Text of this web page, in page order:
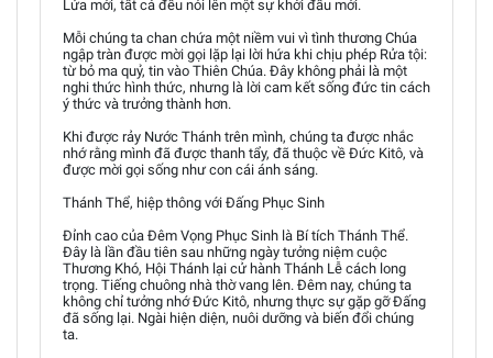
Lửa mới, tất cả đều nói lên một sự khởi đầu mới.
Mỗi chúng ta chan chứa một niềm vui vì tình thương Chúa
ngập tràn được mời gọi lặp lại lời hứa khi chịu phép Rửa tội:
từ bỏ ma quỷ, tin vào Thiên Chúa. Đây không phải là một
nghi thức hình thức, nhưng là lời cam kết sống đức tin cách
ý thức và trưởng thành hơn.
Khi được rảy Nước Thánh trên mình, chúng ta được nhắc
nhớ rằng mình đã được thanh tẩy, đã thuộc về Đức Kitô, và
được mời gọi sống như con cái ánh sáng.
Thánh Thể, hiệp thông với Đấng Phục Sinh
Đỉnh cao của Đêm Vọng Phục Sinh là Bí tích Thánh Thể.
Đây là lần đầu tiên sau những ngày tưởng niệm cuộc
Thương Khó, Hội Thánh lại cử hành Thánh Lễ cách long
trọng. Tiếng chuông nhà thờ vang lên. Đêm nay, chúng ta
không chỉ tưởng nhớ Đức Kitô, nhưng thực sự gặp gỡ Đấng
đã sống lại. Ngài hiện diện, nuôi dưỡng và biến đổi chúng
ta.